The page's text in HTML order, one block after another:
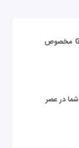
قیمت سرور گرافیکی | خرید GPU Server مخصوص
در عصر